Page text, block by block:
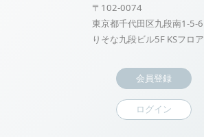
〒102-0074
東京都千代田区九段南1-5-6
りそな九段ビル5F KSフロア
会員登録
ログイン